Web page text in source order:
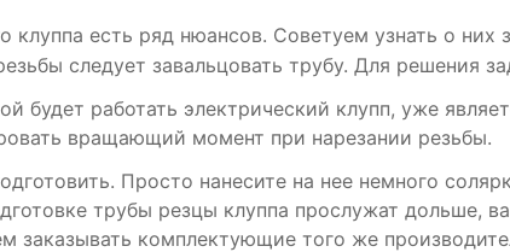
клуппа есть ряд нюансов. Советуем узнать о них
следует завальцовать трубу. Для решения
будет работать электрический клупп, уже
вращающий момент при нарезании резьбы.
Просто нанесите на нее немного
трубы резцы клуппа прослужат дольше,
заказывать комплектующие того же